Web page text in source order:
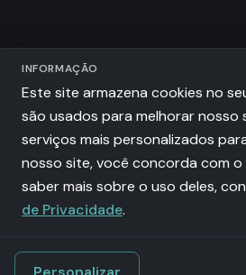
INFORMAÇÃO
Este site armazena cookies no
são usados para melhorar nosso
serviços mais personalizados
nosso site, você concorda com o
saber mais sobre o uso deles,
de Privacidade.